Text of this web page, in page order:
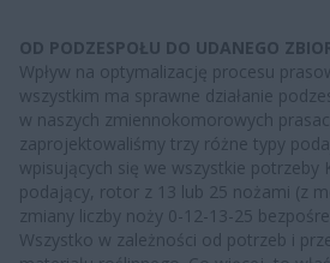
OD PODZESPOŁU DO UDANEGO
Wpływ na optymalizację procesu
wszystkim ma sprawne działanie
w naszych zmiennokomorowych
zaprojektowaliśmy trzy różne typy
wpisujących się we wszystkie potrzeby
podający, rotor z 13 lub 25 nożami (z
zmiany liczby noży 0-12-13-25
Wszystko w zależności od potrzeb i